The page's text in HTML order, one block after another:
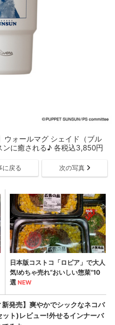
ウォールマグ シェイド（ブル
ンに癒される♪ 各税込3,850円
に戻る 次の写真